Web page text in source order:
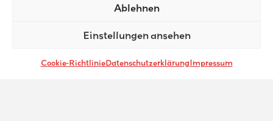
Ablehnen
Einstellungen ansehen
Cookie-RichtlinieDatenschutzerklärungImpressum